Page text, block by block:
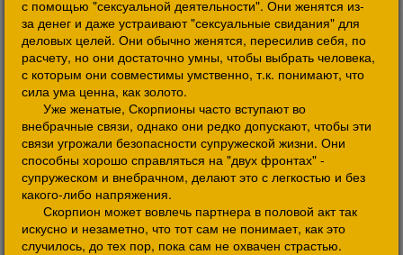
с помощью "сексуальной деятельности". Они женятся из-
за денег и даже устраивают "сексуальные свидания" для
деловых целей. Они обычно женятся, пересилив себя, по
расчету, но они достаточно умны, чтобы выбрать человека,
с которым они совместимы умственно, т.к. понимают, что
сила ума ценна, как золото.
Уже женатые, Скорпионы часто вступают во
внебрачные связи, однако они редко допускают, чтобы эти
связи угрожали безопасности супружеской жизни. Они
способны хорошо справляться на "двух фронтах" -
супружеском и внебрачном, делают это с легкостью и без
какого-либо напряжения.
Скорпион может вовлечь партнера в половой акт так
искусно и незаметно, что тот сам не понимает, как это
случилось, до тех пор, пока сам не охвачен страстью.